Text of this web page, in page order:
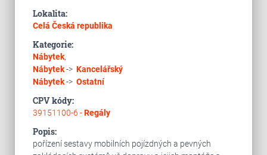
Lokalita:
Celá Česká republika
Kategorie:
Nábytek,
Nábytek-> Kancelářský
Nábytek-> Ostatní
CPV kódy:
39151100-6 -Regály
Popis:
pořízení sestavy mobilních pojízdných a pevných